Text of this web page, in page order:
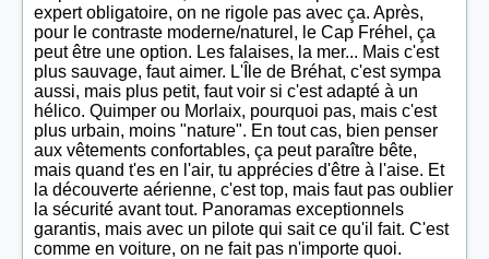
expert obligatoire, on ne rigole pas avec ça. Après,
pour le contraste moderne/naturel, le Cap Fréhel, ça
peut être une option. Les falaises, la mer... Mais c'est
plus sauvage, faut aimer. L'Île de Bréhat, c'est sympa
aussi, mais plus petit, faut voir si c'est adapté à un
hélico. Quimper ou Morlaix, pourquoi pas, mais c'est
plus urbain, moins "nature". En tout cas, bien penser
aux vêtements confortables, ça peut paraître bête,
mais quand t'es en l'air, tu apprécies d'être à l'aise. Et
la découverte aérienne, c'est top, mais faut pas oublier
la sécurité avant tout. Panoramas exceptionnels
garantis, mais avec un pilote qui sait ce qu'il fait. C'est
comme en voiture, on ne fait pas n'importe quoi.